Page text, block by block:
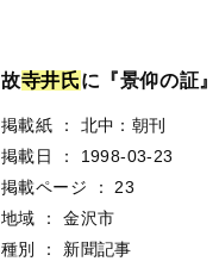
故寺井 氏に『景仰の証
掲載紙 ：
北中：朝刊
掲載日
：
1998-03-23
掲載ページ
：
23
地域
：
金沢市
種別
： 新聞記事